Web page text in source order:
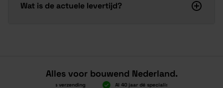
Wat is de actuele levertijd?
Alles voor bouwend Nederland.
Boven 2.000 gratis verzending Al 40 jaar dé specialist